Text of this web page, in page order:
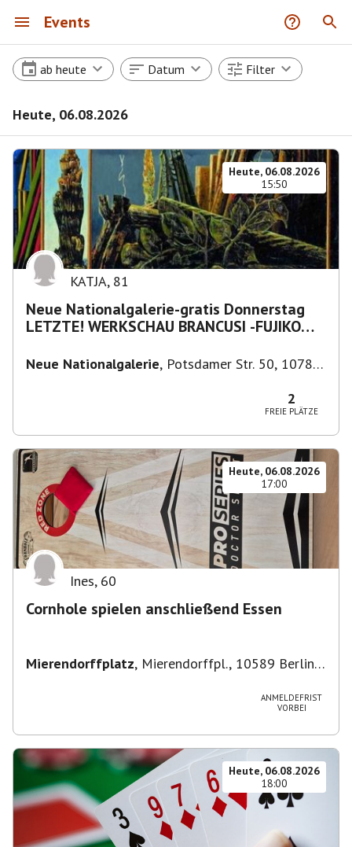
Events
ab heute Datum Filter
Heute, 06.08.2026
Heute, 06.08.2026
15:50
KATJA, 81
Neue Nationalgalerie-gratis Donnerstag
LETZTE! WERKSCHAU BRANCUSI -FUJIKO
Neue Nationalgalerie, Potsdamer Str. 50, 10785
2
FREIE PLÄTZE
Heute, 06.08.2026
17:00
Ines, 60
Cornhole spielen anschließend Essen
Mierendorffplatz, Mierendorffpl., 10589 Berlin-
ANMELDEFRIST
VORBEI
Heute, 06.08.2026
18:00